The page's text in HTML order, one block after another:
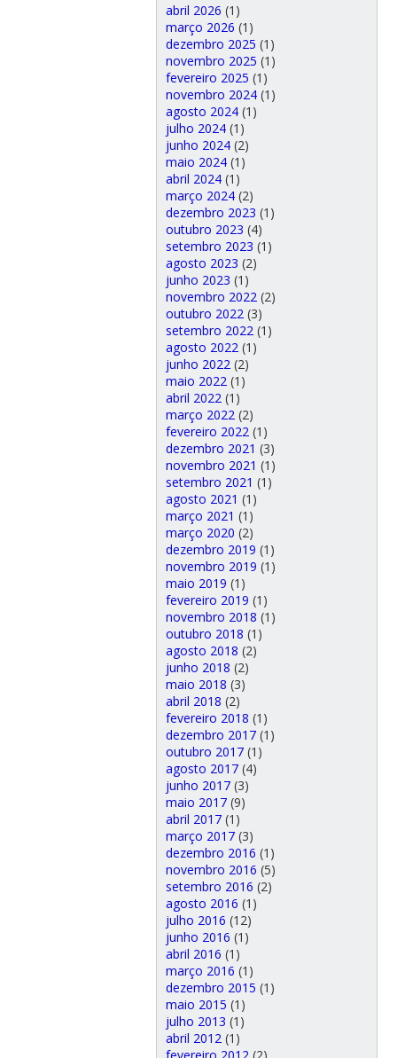
abril 2026 (1)
março 2026 (1)
dezembro 2025 (1)
novembro 2025 (1)
fevereiro 2025 (1)
novembro 2024(1)
agosto 2024(1)
julho 2024(1)
junho 2024(2)
maio 2024(1)
abril 2024(1)
março 2024(2)
dezembro 2023 (1)
outubro 2023 (4)
setembro 2023 (1)
agosto 2023 (2)
junho 2023 (1)
novembro 2022(2)
outubro 2022(3)
setembro 2022(1)
agosto 2022(1)
junho 2022(2)
maio 2022(1)
abril 2022(1)
março 2022(2)
fevereiro 2022(1)
dezembro 2021 (3)
novembro 2021 (1)
setembro 2021 (1)
agosto 2021 (1)
março 2021 (1)
março 2020 (2)
dezembro 2019 (1)
novembro 2019 (1)
maio 2019 (1)
fevereiro 2019 (1)
novembro 2018 (1)
outubro 2018 (1)
agosto 2018 (2)
junho 2018 (2)
maio 2018 (3)
abril 2018 (2)
fevereiro 2018 (1)
dezembro 2017(1)
outubro 2017(1)
agosto 2017(4)
junho 2017(3)
maio 2017(9)
abril 2017(1)
março 2017(3)
dezembro 2016 (1)
novembro 2016 (5)
setembro 2016 (2)
agosto 2016 (1)
julho 2016 (12)
junho 2016 (1)
abril 2016 (1)
março 2016 (1)
dezembro 2015 (1)
maio 2015 (1)
julho 2013 (1)
abril 2012(1)